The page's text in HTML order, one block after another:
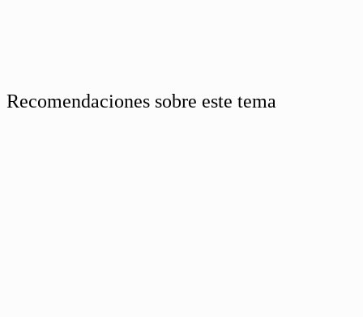
Recomendaciones sobre este tema